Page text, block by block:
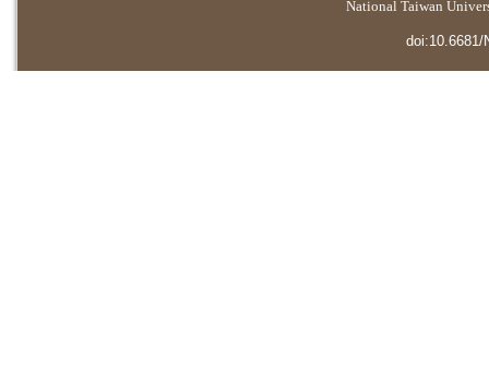
National Taiwan
doi:10.6681/